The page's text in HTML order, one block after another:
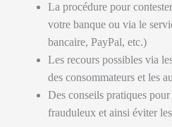
La procédure pour
votre banque ou via le
bancaire, PayPal, etc.)
Les recours possibles via
des consommateurs et les
Des conseils pratiques
frauduleux et ainsi éviter